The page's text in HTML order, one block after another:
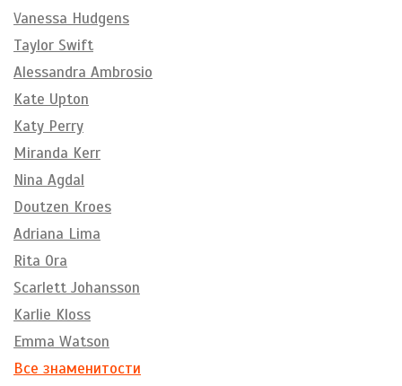
Vanessa Hudgens
Taylor Swift
Alessandra Ambrosio
Kate Upton
Katy Perry
Miranda Kerr
Nina Agdal
Doutzen Kroes
Adriana Lima
Rita Ora
Scarlett Johansson
Karlie Kloss
Emma Watson
Все знаменитости